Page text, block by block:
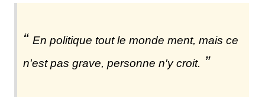
En politique tout le monde ment, mais ce
n'est pas grave, personne n'y croit.